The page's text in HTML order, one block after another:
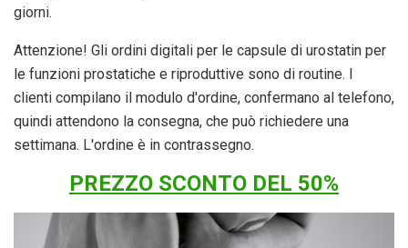
giorni.
Attenzione! Gli ordini digitali per le capsule di urostatin per
le funzioni prostatiche e riproduttive sono di routine. I
clienti compilano il modulo d'ordine, confermano al telefono,
quindi attendono la consegna, che può richiedere una
settimana. L'ordine è in contrassegno.
PREZZO SCONTO DEL 50%